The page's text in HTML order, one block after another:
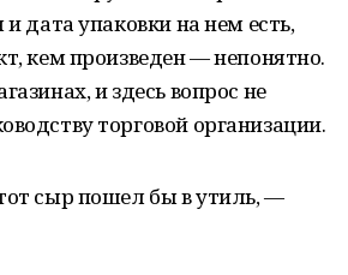
дата упаковки на нем есть,
кем произведен — непонятно.
и здесь вопрос не
торговой организации.
сыр пошел бы в утиль, —